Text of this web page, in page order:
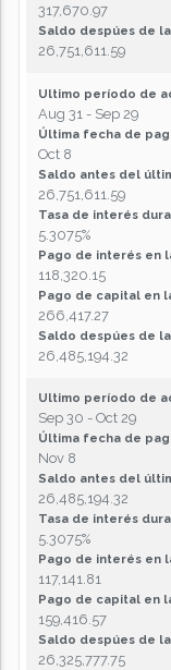
317,670.97
Saldo despúes de
26,751,611.59
Ultimo período de
Aug 31 - Sep 29
Última fecha de
Oct 8
Saldo antes del
26,751,611.59
Tasa de interés
5.3075%
Pago de interés en
118,320.15
Pago de capital en
266,417.27
Saldo despúes de
26,485,194.32
Ultimo período de
Sep 30 - Oct 29
Última fecha de
Nov 8
Saldo antes del
26,485,194.32
Tasa de interés
5.3075%
Pago de interés en
117,141.81
Pago de capital en
159,416.57
Saldo despúes de
26,325,777.75